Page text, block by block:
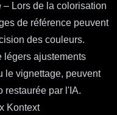
– Lors de la colorisation
de référence peuvent
des couleurs.
légers ajustements
le vignettage, peuvent
restaurée par l'IA.
Kontext